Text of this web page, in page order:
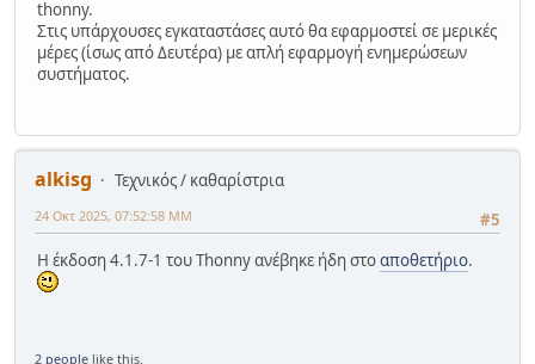
thonny.
Στις υπάρχουσες εγκαταστάσες αυτό θα εφαρμοστεί σε μερικές
μέρες (ίσως από Δευτέρα) με απλή εφαρμογή ενημερώσεων
συστήματος.
alkisg
Τεχνικός / καθαρίστρια
#5
24 Οκτ 2025, 07:52:58 ΜΜ
Η έκδοση 4.1.7-1 του Thonny ανέβηκε ήδη στοαποθετήριο.
2 people like this.